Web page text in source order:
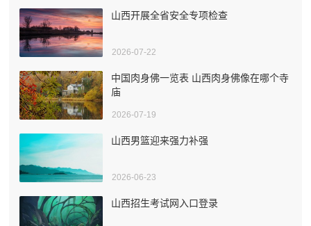
山西开展全省安全专项检查
2026-07-22
中国肉身佛一览表 山西肉身佛像在哪个寺
庙
2026-07-19
山西男篮迎来强力补强
2026-06-23
山西招生考试网入口登录